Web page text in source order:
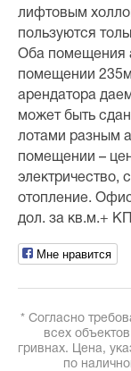
лифтовым
пользуются
Оба помещения
помещении
арендатора
может быть
лотами разным
помещении –
электричество,
отопление.
дол. за кв.м.+
Мне нравится
* Согласно
всех
гривнах. Цена,
по